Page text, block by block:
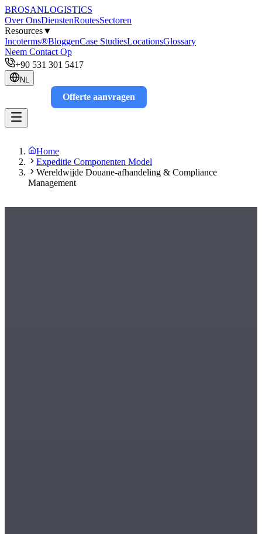
BROSANLOGISTICS
Over OnsDienstenRoutesSectoren
Resources▼
Incoterms®BloggenCase StudiesLocationsGlossary
Neem Contact Op
+90 531 301 5417
NL
Offerte aanvragen
Home
Expeditie Componenten Model
Wereldwijde Douane-afhandeling & Compliance
Management